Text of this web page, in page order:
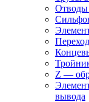
Z —
вывода